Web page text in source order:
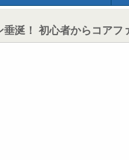
垂涎！ 初心者からコア